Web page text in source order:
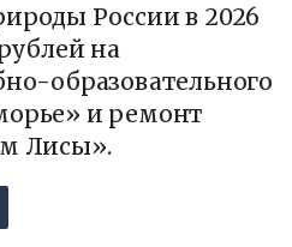
России в 2026
на
образовательного
и ремонт
Лисы».